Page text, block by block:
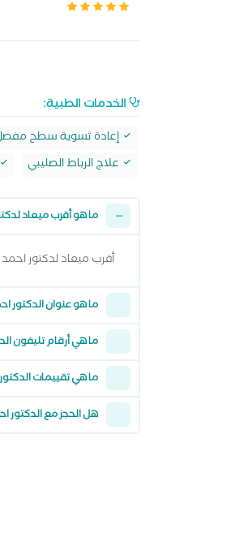
الخدمات الطبية:
إعادة تسوية سطح
علاج الرباط الصليبي
ما هو أقرب ميعاد
أقرب ميعاد لدكتور احمد شاكر هو اليوم الخميس 06 اغسطس 2026 من
ما هو عنوان الدكتور
ما هي أرقام تليفون
ما هي تقييمات
هل الحجز مع الدكتور